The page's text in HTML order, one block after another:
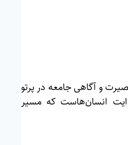
و آگاهی جامعه در پرتو
انسان‌هاست که مسیر